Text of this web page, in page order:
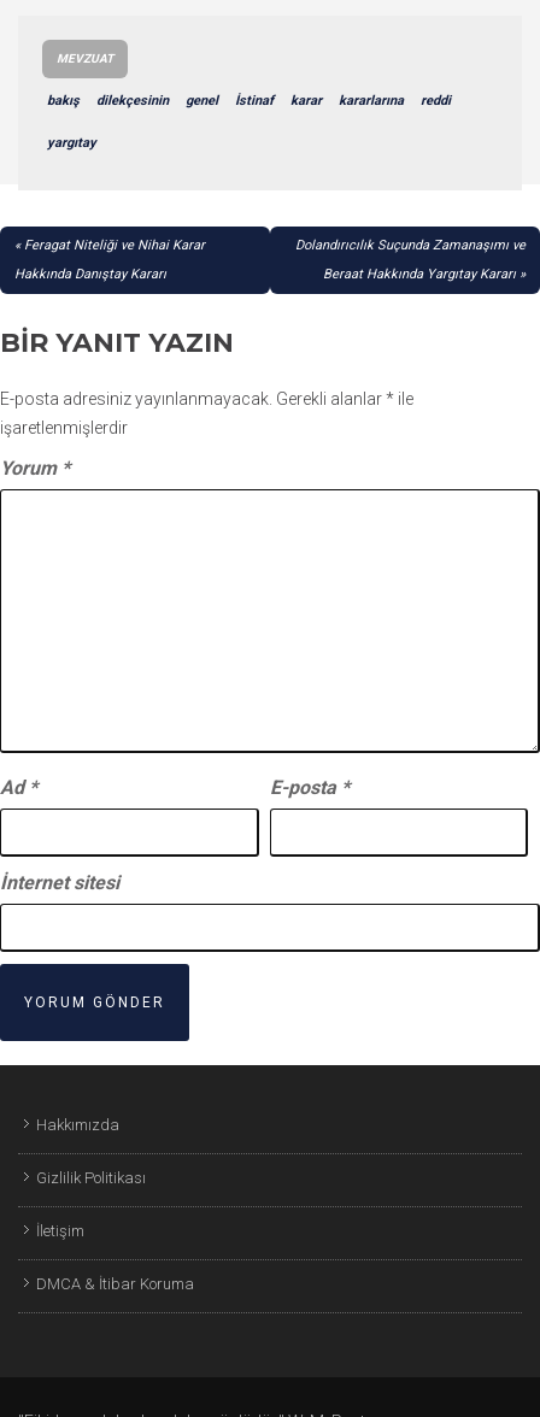
MEVZUAT
bakış dilekçesinin genel İstinaf karar kararlarına reddi
yargıtay
YAZI
GEZINMESI
Feragat Niteliği ve Nihai Karar
Hakkında Danıştay Kararı
Dolandırıcılık Suçunda Zamanaşımı ve
Beraat Hakkında Yargıtay Kararı
BIR YANIT YAZIN
E-posta adresiniz yayınlanmayacak. Gerekli alanlar* ile
işaretlenmişlerdir
Yorum *
Ad * E-posta *
İnternet sitesi
Hakkımızda
Gizlilik Politikası
İletişim
DMCA & İtibar Koruma